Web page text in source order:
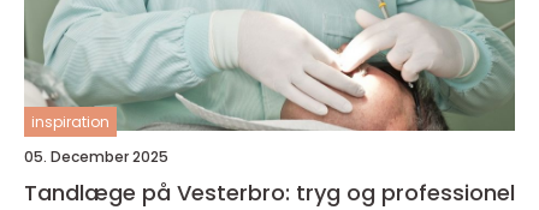
inspiration
05. December 2025
Tandlæge på Vesterbro: tryg og professionel